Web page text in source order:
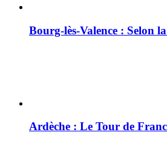
Bourg-lès-Valence : Selon
Ardèche : Le Tour de